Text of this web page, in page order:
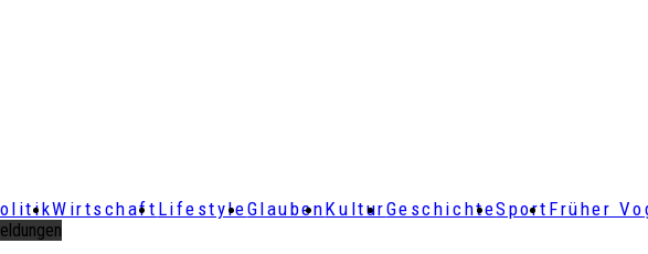
Wirtschaft LifestyleGlaubenKulturGeschichteSport Früher